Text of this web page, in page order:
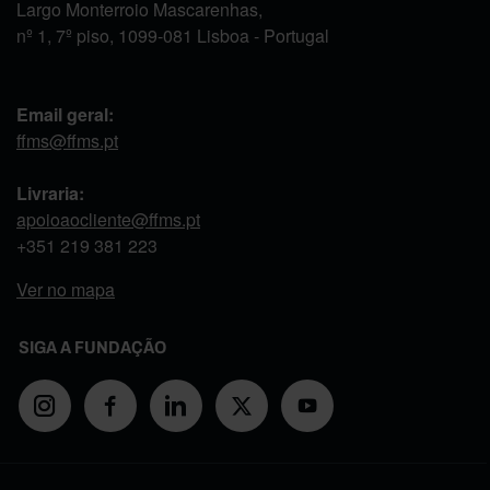
Largo Monterroio Mascarenhas,
nº 1, 7º piso, 1099-081 Lisboa - Portugal
Email geral:
ffms@ffms.pt
Livraria:
apoioaocliente@ffms.pt
+351 219 381 223
Ver no mapa
SIGA A FUNDAÇÃO